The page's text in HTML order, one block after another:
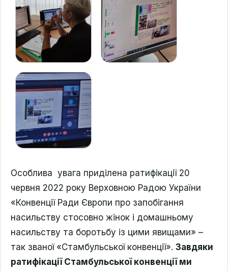
Особлива увага приділена ратифікації 20
червня 2022 року Верховною Радою України
«Конвенції Ради Європи про запобігання
насильству стосовно жінок і домашньому
насильству та боротьбу із цими явищами» –
так званої «Стамбульської конвенції». Завдяки
ратифікації Стамбульської конвенції ми